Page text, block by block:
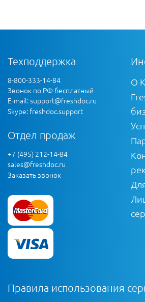
Техподдержка
8-800-333-14-84
Звонок по РФ бесплатный
E-mail:support@freshdoc.ru
Skype: freshdoc.support
Отдел продаж
+7 (495) 212-14-84
sales@freshdoc.ru
Заказать звонок
О
Правила использования